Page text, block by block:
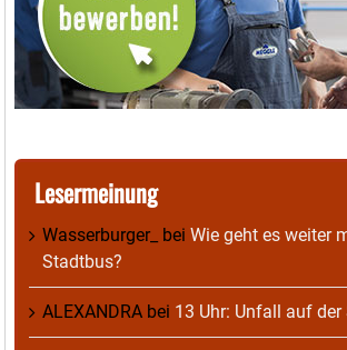
Lesermeinung
Wasserburger_ bei Wie geht es weiter
Stadtbus?
ALEXANDRA bei 13 Uhr: Unfall auf